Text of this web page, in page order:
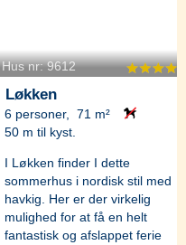
Hus nr: 9612
Løkken
6 personer, 71 m²
50 m til kyst.
I Løkken finder I dette
sommerhus i nordisk stil med
havkig. Her er der virkelig
mulighed for at få en helt
fantastisk og afslappet ferie